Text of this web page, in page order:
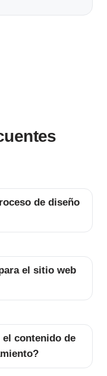
de diseño
el sitio web
el contenido de